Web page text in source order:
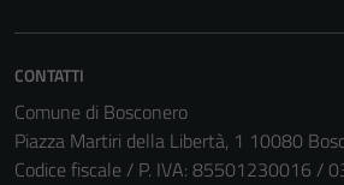
CONTATTI
Comune di Bosconero
Piazza Martiri della Libertà, 1 10080
Codice fiscale / P. IVA: 85501230016 /